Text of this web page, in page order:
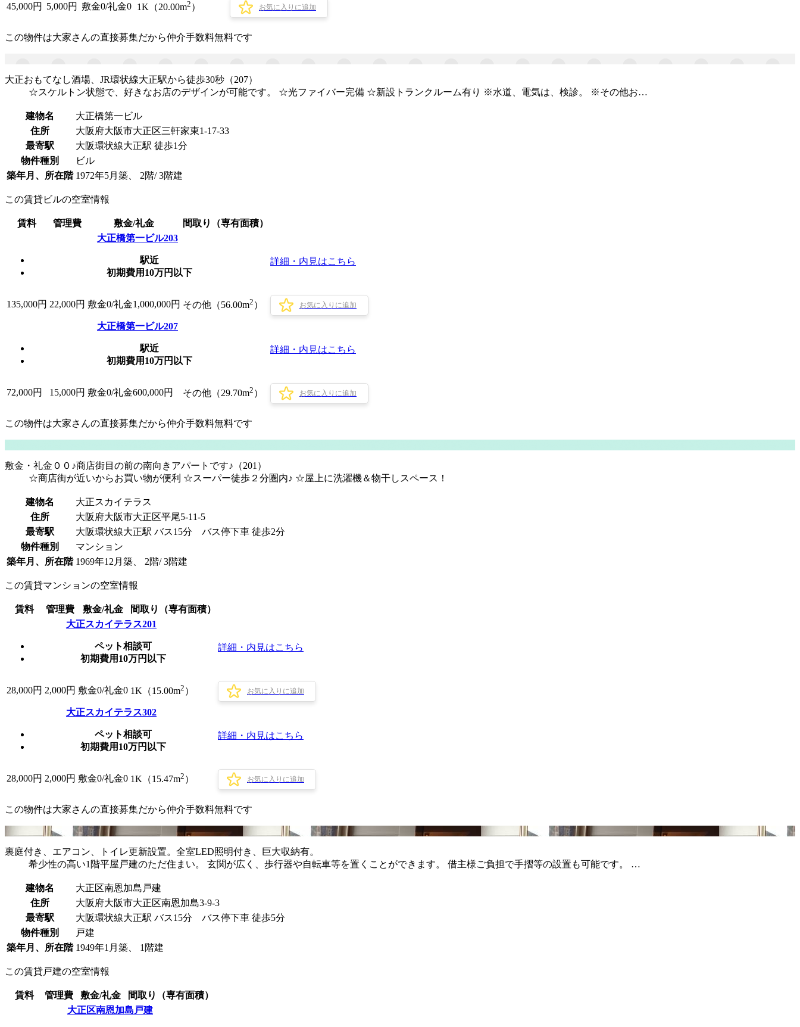
45,000円 5,000円 敷金0/礼金0 1K（20.00m2 ） お気に入りに追加
この物件は大家さんの直接募集だから仲介手数料無料です
大正おもてなし酒場、JR環状線大正駅から徒歩30秒（207）
☆スケルトン状態で、好きなお店のデザインが可能です。 ☆光ファイバー完備 ☆新設トランクルーム有り ※水道、電気は、検診。 ※その他お…
建物名
大正橋第一ビル
住所
大阪府大阪市大正区三軒家東1-17-33
最寄駅
大阪環状線大正駅 徒歩1分
物件種別
ビル
築年月、所在階 1972年5月築、 2階/ 3階建
この賃貸ビルの空室情報
賃料 管理費 敷金/礼金
間取り（専有面積）
大正橋第一ビル203
駅近
初期費用10万円以下
詳細・内見はこちら
135,000円 22,000円 敷金0/礼金1,000,000円 その他（56.00m2 ） お気に入りに追加
大正橋第一ビル207
駅近
初期費用10万円以下
詳細・内見はこちら
72,000円 15,000円 敷金0/礼金600,000円 その他（29.70m2 ） お気に入りに追加
この物件は大家さんの直接募集だから仲介手数料無料です
敷金・礼金００♪商店街目の前の南向きアパートです♪（201）
☆商店街が近いからお買い物が便利 ☆スーパー徒歩２分圏内♪ ☆屋上に洗濯機＆物干しスペース！
建物名
大正スカイテラス
住所
大阪府大阪市大正区平尾5-11-5
最寄駅
大阪環状線大正駅 バス15分 バス停下車 徒歩2分
物件種別
マンション
築年月、所在階 1969年12月築、 2階/ 3階建
この賃貸マンションの空室情報
賃料 管理費 敷金/礼金
間取り（専有面積）
大正スカイテラス201
ペット相談可
初期費用10万円以下
詳細・内見はこちら
28,000円 2,000円 敷金0/礼金0 1K（15.00m2 ） お気に入りに追加
大正スカイテラス302
ペット相談可
初期費用10万円以下
詳細・内見はこちら
28,000円 2,000円 敷金0/礼金0 1K（15.47m2 ） お気に入りに追加
この物件は大家さんの直接募集だから仲介手数料無料です
裏庭付き、エアコン、トイレ更新設置。全室LED照明付き、巨大収納有。
希少性の高い1階平屋戸建のただ住まい。 玄関が広く、歩行器や自転車等を置くことができます。 借主様ご負担で手摺等の設置も可能です。 …
建物名
大正区南恩加島戸建
住所
大阪府大阪市大正区南恩加島3-9-3
最寄駅
大阪環状線大正駅 バス15分 バス停下車 徒歩5分
物件種別
戸建
築年月、所在階 1949年1月築、 1階建
この賃貸戸建の空室情報
賃料 管理費 敷金/礼金
間取り（専有面積）
大正区南恩加島戸建